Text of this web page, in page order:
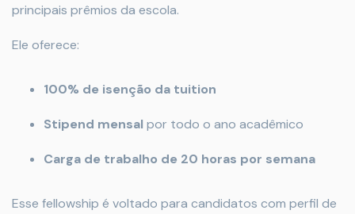
principais prêmios da escola.
Ele oferece:
100% de isenção da tuition
Stipend mensal por todo o ano acadêmico
Carga de trabalho de 20 horas por semana
Esse fellowship é voltado para candidatos com perfil de